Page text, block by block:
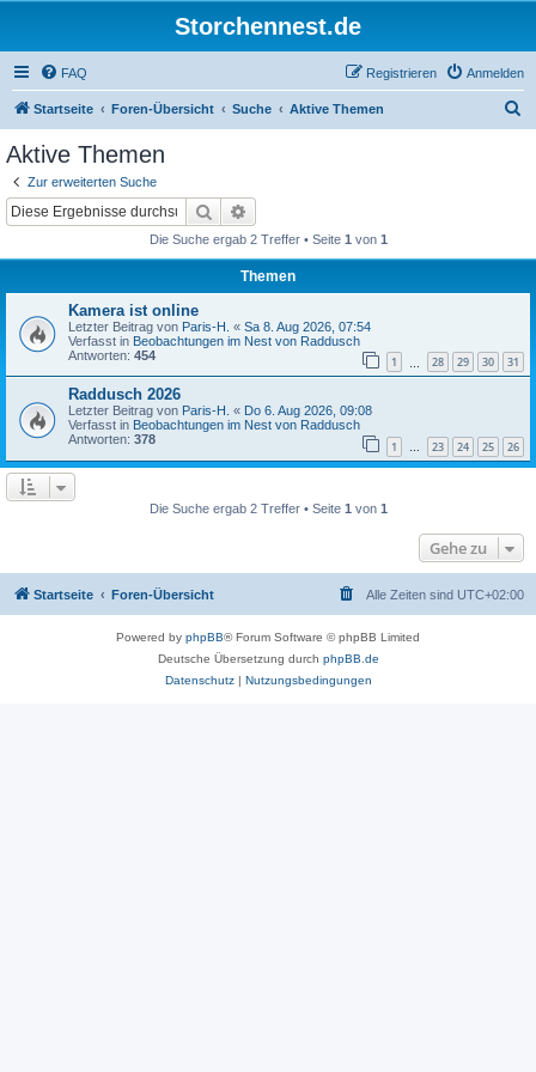
Storchennest.de
FAQ Anmelden
Registrieren
Startseite Foren-Übersicht Suche Aktive Themen
Aktive Themen
Zur erweiterten Suche
Suche
Die Suche ergab 2 Treffer • Seite 1 von 1
Themen
Kamera ist online
Letzter Beitrag von Paris-H. « Sa 8. Aug 2026, 07:54
Verfasst in Beobachtungen im Nest von Raddusch
Antworten: 454 1 28 29 30 31
Raddusch 2026
Letzter Beitrag von Paris-H. « Do 6. Aug 2026, 09:08
Verfasst in Beobachtungen im Nest von Raddusch
Antworten: 378 1 … 23 24 25 26
Die Suche ergab 2 Treffer • Seite 1 von 1
Gehe zu
Startseite Foren-Übersicht Alle Zeiten sind UTC+02:00
Powered by phpBB® Forum Software © phpBB Limited
Deutsche Übersetzung durch phpBB.de
Datenschutz| Nutzungsbedingungen